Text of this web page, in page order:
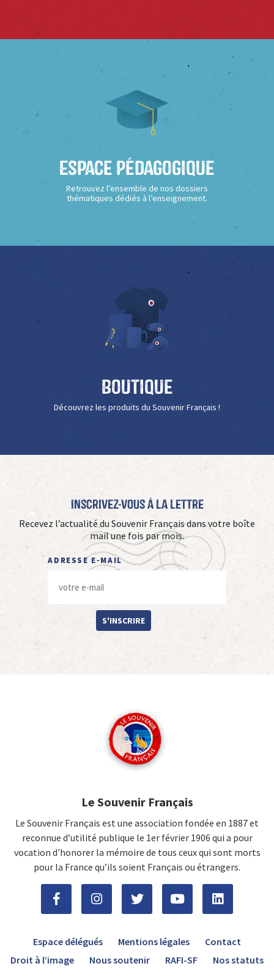
Espace Pédagogique
Retrouvez l’ensemble de nos dossiers
thématiques dédiés à l’enseignement.
Boutique
Découvrez les produits du Souvenir Français !
Inscrivez-vous à La Lettre
Recevez l’actualité du Souvenir Français dans votre boîte
mail une fois par mois.
ADRESSE E-MAIL
S'INSCRIRE
Le Souvenir Français
Le Souvenir Français est une association fondée en 1887 et
reconnue d’utilité publique le 1er février 1906 qui a pour
vocation d'honorer la mémoire de tous ceux qui sont morts
pour la France qu’ils soient Français ou étrangers.
Espace délégués Mentions légales
Contact
Droit à l’image
Nous soutenir RAFI-SF Nos statuts